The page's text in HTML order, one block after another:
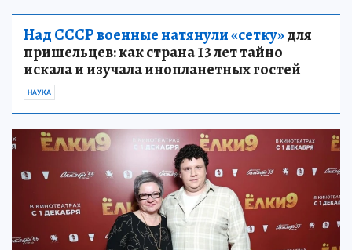
Над СССР военные натянули «сетку»для
пришельцев: как страна 13 лет тайно
искала и изучала инопланетных гостей
НАУКА